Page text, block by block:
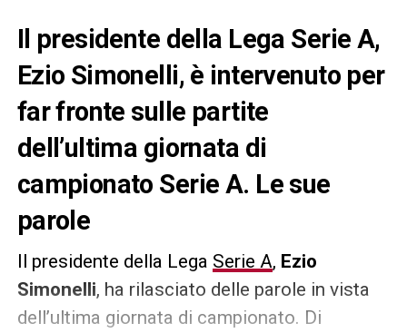
Il presidente della Lega Serie A,
Ezio Simonelli, è intervenuto per
far fronte sulle partite
dell’ultima giornata di
campionato Serie A. Le sue
parole
Il presidente della Lega Serie A, Ezio
Simonelli, ha rilasciato delle parole in vista
dell’ultima giornata di campionato. Di